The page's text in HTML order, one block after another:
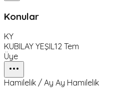
Konular
KY
KUBILAY YEŞIL12 Tem
Üye
Hamilelik / Ay Ay Hamilelik